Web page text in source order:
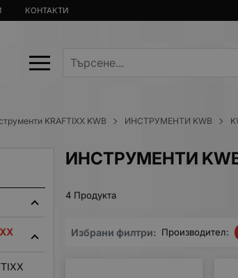
КОНТАКТИ
KRAFTIXX KWB ИНСТРУМЕНТИ KWB
ИНСТРУМЕНТИ KWB
4 Продукта
Избрани филтри: Производител: